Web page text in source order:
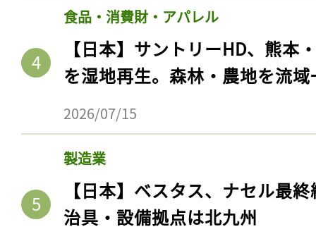
食品・消費財・アパレル
【日本】サントリーHD、熊本
を湿地再生。森林・農地を流
2026/07/15
製造業
【日本】ベスタス、ナセル最
治具・設備拠点は北九州